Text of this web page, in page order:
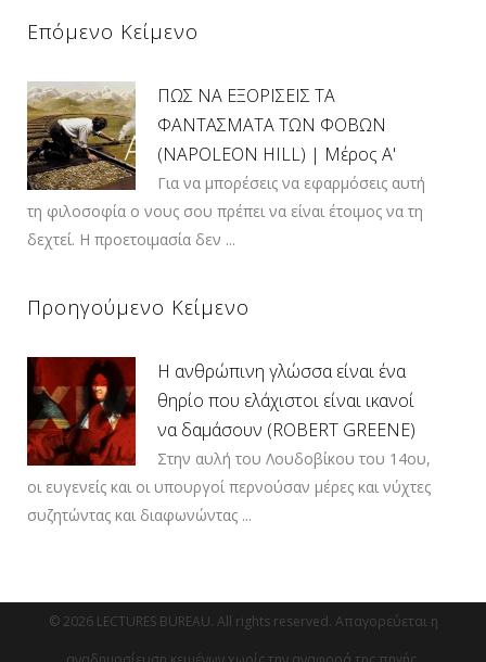
Επόμενο Κείμενο
ΠΩΣ ΝΑ ΕΞΟΡΙΣΕΙΣ ΤΑ
ΦΑΝΤΑΣΜΑΤΑ ΤΩΝ ΦΟΒΩΝ
(NAPOLEON HILL) | Μέρος Α'
Για να μπορέσεις να εφαρμόσεις αυτή
τη φιλοσοφία ο νους σου πρέπει να είναι έτοιμος να τη
δεχτεί. Η προετοιμασία δεν ...
Προηγούμενο Κείμενο
Η ανθρώπινη γλώσσα είναι ένα
θηρίο που ελάχιστοι είναι ικανοί
να δαμάσουν (ROBERT GREENE)
Στην αυλή του Λουδοβίκου του 14ου,
οι ευγενείς και οι υπουργοί περνούσαν μέρες και νύχτες
συζητώντας και διαφωνώντας ...
© 2026 LECTURES BUREAU. All rights reserved. Απαγορεύεται η